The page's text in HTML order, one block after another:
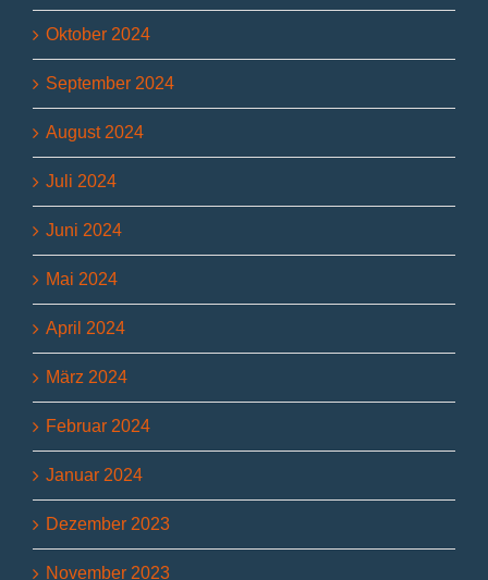
Oktober 2024
September 2024
August 2024
Juli 2024
Juni 2024
Mai 2024
April 2024
März 2024
Februar 2024
Januar 2024
Dezember 2023
November 2023